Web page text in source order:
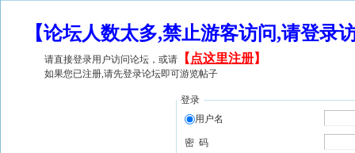
【论坛人数太多,禁止游客访问,请登
请直接登录用户访问论坛，或请 【 点这里注册】
如果您已注册,请先登录论坛即可游览帖子
登录
用户名
密 码